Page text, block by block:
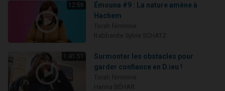
12:56
Émouna #9 : La nature amène à
Hachem
1:41:51
Surmonter les obstacles pour
garder confiance en D.ieu !